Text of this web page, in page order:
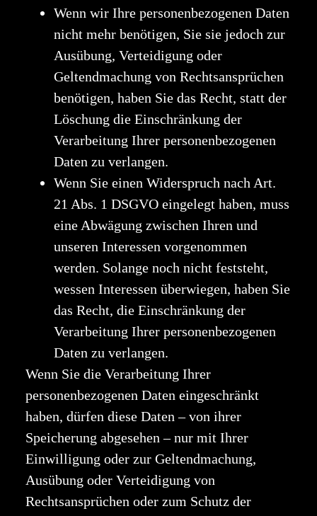
Wenn wir Ihre personenbezogenen Daten
nicht mehr benötigen, Sie sie jedoch zur
Ausübung, Verteidigung oder
Geltendmachung von Rechtsansprüchen
benötigen, haben Sie das Recht, statt der
Löschung die Einschränkung der
Verarbeitung Ihrer personenbezogenen
Daten zu verlangen.
Wenn Sie einen Widerspruch nach Art.
21 Abs. 1 DSGVO eingelegt haben, muss
eine Abwägung zwischen Ihren und
unseren Interessen vorgenommen
werden. Solange noch nicht feststeht,
wessen Interessen überwiegen, haben Sie
das Recht, die Einschränkung der
Verarbeitung Ihrer personenbezogenen
Daten zu verlangen.
Wenn Sie die Verarbeitung Ihrer
personenbezogenen Daten eingeschränkt
haben, dürfen diese Daten – von ihrer
Speicherung abgesehen – nur mit Ihrer
Einwilligung oder zur Geltendmachung,
Ausübung oder Verteidigung von
Rechtsansprüchen oder zum Schutz der